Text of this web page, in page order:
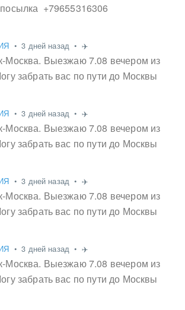
+79655316306
• 3 дней назад • ✈️
Москва. Выезжаю 7.08 вечером из
забрать вас по пути до Москвы
• 3 дней назад • ✈️
Москва. Выезжаю 7.08 вечером из
забрать вас по пути до Москвы
• 3 дней назад • ✈️
Москва. Выезжаю 7.08 вечером из
забрать вас по пути до Москвы
• 3 дней назад • ✈️
Москва. Выезжаю 7.08 вечером из
забрать вас по пути до Москвы